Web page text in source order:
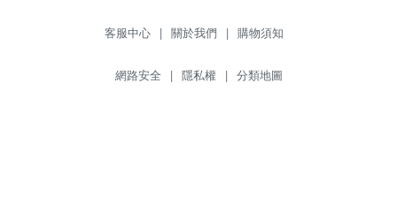
客服中心 | 關於我們 | 購物須知
網路安全 | 隱私權 | 分類地圖